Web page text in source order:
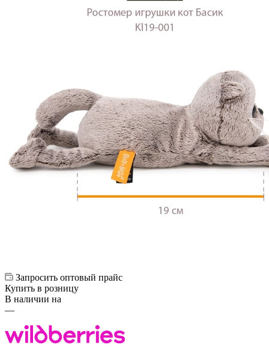
Запросить оптовый прайс
Купить в розницу
В наличии на
—